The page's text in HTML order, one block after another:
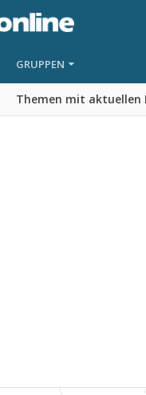
Themen mit aktuellen
GRUPPEN